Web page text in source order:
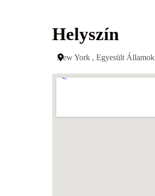
Helyszín
New York , Egyesült Államok